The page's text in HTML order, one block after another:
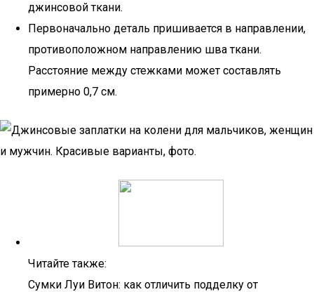
джинсовой ткани.
Первоначально деталь пришивается в направлении,
противоположном направлению шва ткани.
Расстояние между стежками может составлять
примерно 0,7 см.
Читайте также:
Сумки Луи Витон: как отличить подделку от